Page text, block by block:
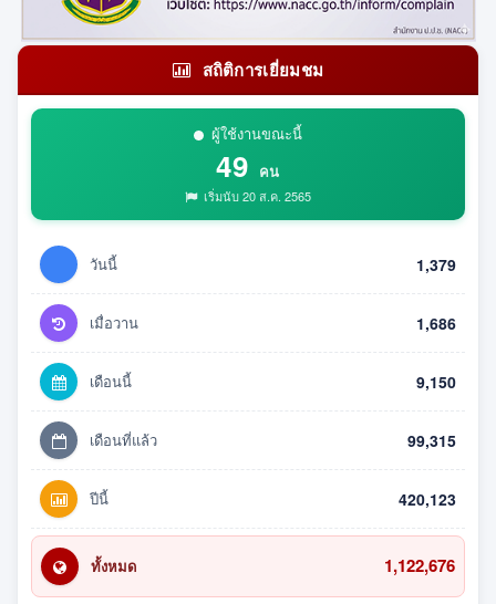
สถิติการเยี่ยมชม
ผู้ใช้งานขณะนี้
49 คน
เริ่มนับ 20 ส.ค. 2565
วันนี้ 1,379
เมื่อวาน 1,686
เดือนนี้ 9,150
เดือนที่แล้ว 99,315
ปีนี้ 420,123
ทั้งหมด 1,122,676